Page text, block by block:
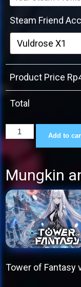
Steam Friend
Product Price Rp
Total
Sixtieth
Kilometer
Add to
Mungkin
Tower of Fantasy